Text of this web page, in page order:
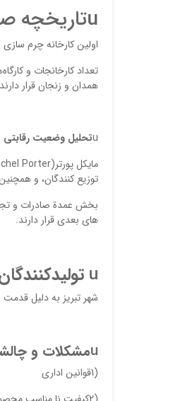
uتاریخچه صنعت چرم در ایران
اولین کارخانه چرم سازی ایران در سال 1312 در همدان و دومین
ﻫﻤﺪﺍﻥ ﻭ ﺯﻧﺠﺎﻥ ﻗﺮﺍﺭ
uتحلیل وضعیت رقابتی
توزیع کنندگان، و
بخش عمدة صادرات و
های بعدی قرار دارند.
u
شهر تبريز به دليل
uمشکلات و
(1قوانین اداری